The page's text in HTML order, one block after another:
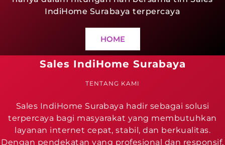
IndiHome Surabaya terpercaya
HOME
Sales IndiHome Surabaya
TENTANG KAMI
Sales IndiHome Surabaya hadir sebagai solusi
terpercaya bagi masyarakat yang membutuhkan
layanan internet cepat, stabil, dan berkualitas.
Dengan pendekatan yang profesional dan responsif,